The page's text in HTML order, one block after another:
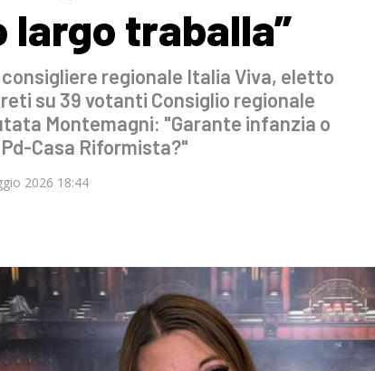
largo traballa”
regionale Italia Viva, eletto
su 39 votanti Consiglio regionale
Montemagni: "Garante infanzia o
Casa Riformista?"
2026 18:44